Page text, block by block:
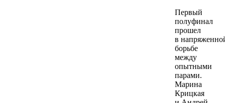
Первый
полуфинал
прошел
в
борьбе
между
опытными
парами.
Марина
Крицкая